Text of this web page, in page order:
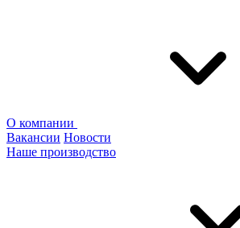
О компании
Вакансии Новости
Наше производство